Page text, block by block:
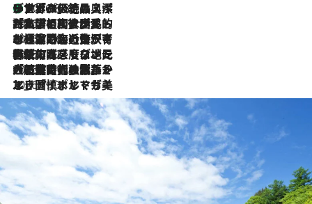
2026.8.8
リスボンの絶品スイーツ「パステル・デ・ナタ」とは？ポルトガル伝統の奥深い世界へ
2026.7.27
「私の祖国はポルトガル語です」国民的詩人フェルナンド・ペソアと、彼が愛した文学の街を歩く
2026.7.26
ポルトガル近海が育む極上の海の幸。キリリと冷えた白ワインと愉しむ、シーフード専門店の贅沢
2026.7.22
伝統の味をモダンに昇華。高感度な地元客が集う、リスボンの最旬ガストロノミー
2026.7.21
大航海時代の栄華から、震災、独裁、そして革命へ。ポルトガル・首都リスボンの石畳に刻まれた「歴史の光と影」
2026.7.13
エッセイ・ヤマザキマリ「慎ましくも美しき国 ポルトガル」